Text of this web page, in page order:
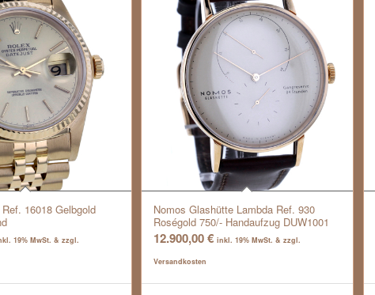
16018 Gelbgold
19% MwSt. & zzgl.
Nomos Glashütte Lambda Ref. 930
Roségold 750/- Handaufzug DUW1001
12.900,00€ inkl. 19% MwSt. & zzgl.
Versandkosten